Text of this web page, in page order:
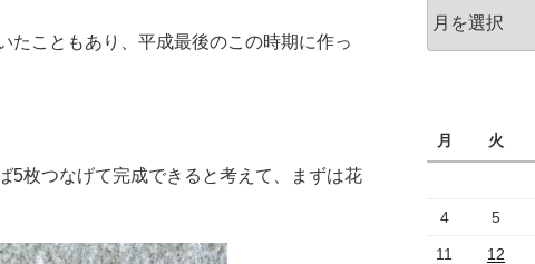
たこともあり、平成最後のこの時期に作っ
5枚つなげて完成できると考えて、まずは花
ー
月
火
4 5
11 12